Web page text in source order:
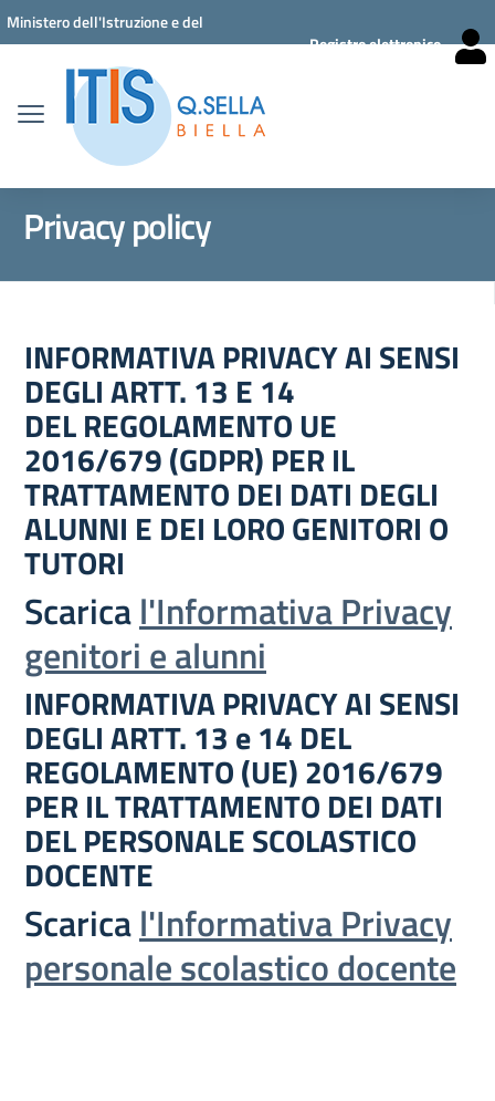
Vai ai contenuti
Vai al menu di navigazione
Vai al footer
Ministero dell'Istruzione e del
Registro elettronico
Privacy policy
INFORMATIVA PRIVACY AI SENSI
DEGLI ARTT. 13 E 14
DEL REGOLAMENTO UE
2016/679 (GDPR) PER IL
TRATTAMENTO DEI DATI DEGLI
ALUNNI E DEI LORO GENITORI O
TUTORI
Scarical'Informativa Privacy
genitori e alunni
INFORMATIVA PRIVACY AI SENSI
DEGLI ARTT. 13 e 14 DEL
REGOLAMENTO (UE) 2016/679
PER IL TRATTAMENTO DEI DATI
DEL PERSONALE SCOLASTICO
DOCENTE
Scarical'Informativa Privacy
personale scolastico docente